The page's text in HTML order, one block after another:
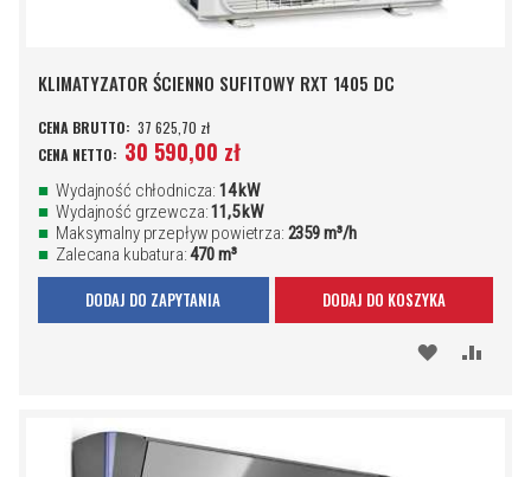
KLIMATYZATOR ŚCIENNO SUFITOWY RXT 1405 DC
37 625,70 zł
30 590,00 zł
Wydajność chłodnicza: 14 kW
Wydajność grzewcza:11,5 kW
Maksymalny przepływ powietrza: 2359 m³/h
Zalecana kubatura:470 m³
DODAJ DO KOSZYKA
DODAJ DO ZAPYTANIA
DODAJ